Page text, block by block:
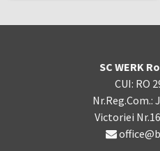
SC WERK
CUI: RO
Nr.Reg.Com.:
Victoriei